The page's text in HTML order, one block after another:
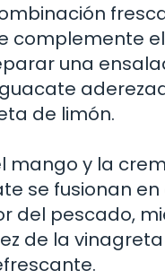
complemente
una
de limón.
mango y la
se fusionan
del pescado,
de la